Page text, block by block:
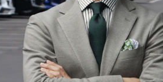
を提案。
入力完了！
カンタンWeb査定
車を丁寧に査定いたします